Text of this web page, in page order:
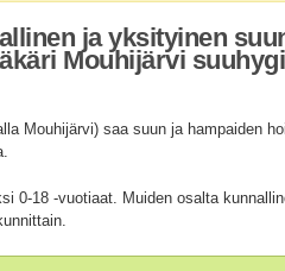
ja yksityinen
Mouhijärvi
Mouhijärvi) saa suun ja hampaiden
0-18 -vuotiaat. Muiden osalta